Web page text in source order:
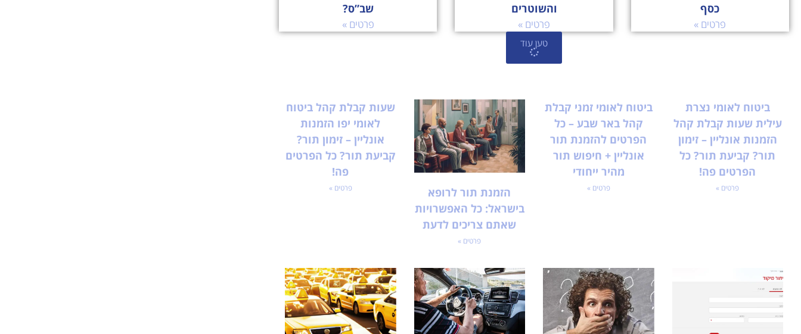
כסף
פרטים »
והשוטרים
פרטים »
שב”ס?
פרטים »
טען עוד
ביטוח לאומי נצרת
עילית שעות קבלת קהל
הזמנות אונליין – זימון
תור? קביעת תור? כל
הפרטים פה!
פרטים »
ביטוח לאומי זמני קבלת
קהל באר שבע – כל
הפרטים להזמנת תור
אונליין + חיפוש תור
מהיר ייחודי
פרטים »
הזמנת תור לרופא
בישראל: כל האפשרויות
שאתם צריכים לדעת
פרטים »
שעות קבלת קהל ביטוח
לאומי יפו הזמנות
אונליין – זימון תור?
קביעת תור? כל הפרטים
פה!
פרטים »